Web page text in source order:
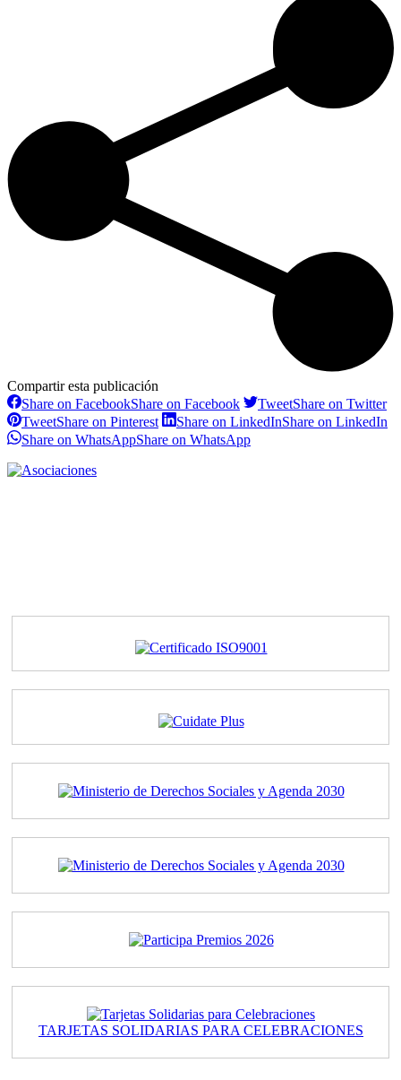
Compartir esta publicación
Share on FacebookShare on Facebook TweetShare on Twitter
TweetShare on Pinterest Share on LinkedInShare on LinkedIn
Share on WhatsAppShare on WhatsApp
TARJETAS SOLIDARIAS PARA CELEBRACIONES